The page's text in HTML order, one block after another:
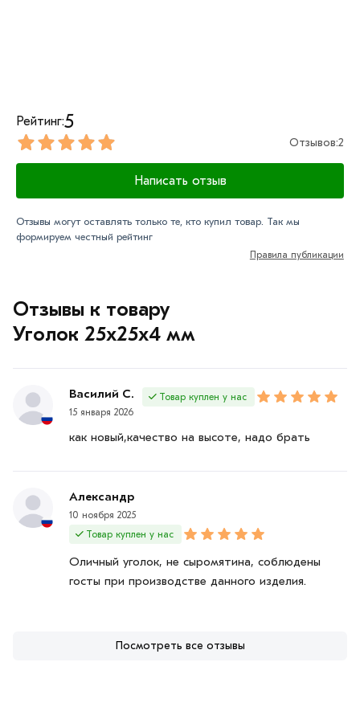
Отзывы к товару
Уголок 25х25х4 мм
Василий С.
15 января 2026
Товар куплен у нас
как новый,качество на высоте, надо брать
Александр
10 ноября 2025
Товар куплен у нас
Оличный уголок, не сыромятина, соблюдены
госты при производстве данного изделия.
Посмотреть все отзывы
Рейтинг:5
Отзывов:2
Написать отзыв
Отзывы могут оставлять только те, кто купил товар. Так мы
формируем честный рейтинг
Правила публикации